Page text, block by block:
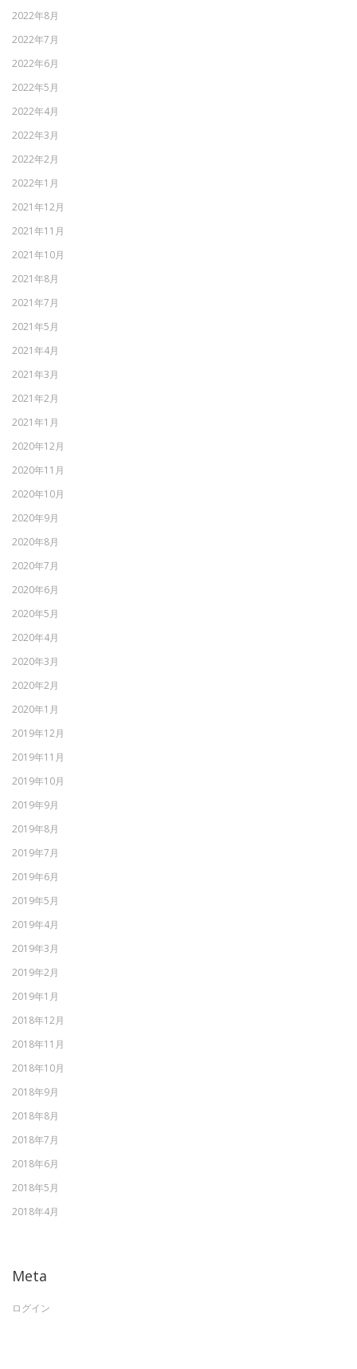
2022年8月
2022年7月
2022年6月
2022年5月
2022年4月
2022年3月
2022年2月
2022年1月
2021年12月
2021年11月
2021年10月
2021年8月
2021年7月
2021年5月
2021年4月
2021年3月
2021年2月
2021年1月
2020年12月
2020年11月
2020年10月
2020年9月
2020年8月
2020年7月
2020年6月
2020年5月
2020年4月
2020年3月
2020年2月
2020年1月
2019年12月
2019年11月
2019年10月
2019年9月
2019年8月
2019年7月
2019年6月
2019年5月
2019年4月
2019年3月
2019年2月
2019年1月
2018年12月
2018年11月
2018年10月
2018年9月
2018年8月
2018年7月
2018年6月
2018年5月
2018年4月
Meta
ログイン